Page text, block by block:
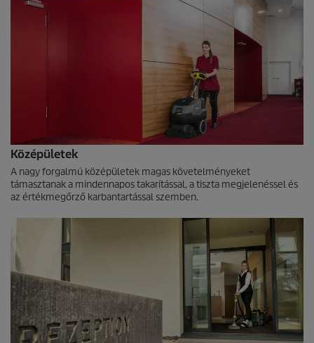
Középületek
A nagy forgalmú középületek magas követelményeket
támasztanak a mindennapos takarítással, a tiszta megjelenéssel és
az értékmegőrző karbantartással szemben.